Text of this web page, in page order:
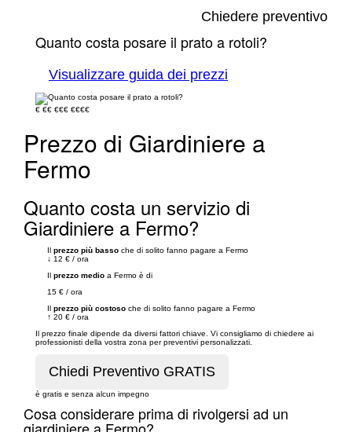
Chiedere preventivo
Quanto costa posare il prato a rotoli?
Visualizzare guida dei prezzi
€ €€ €€€ €€€€
Prezzo di Giardiniere a
Fermo
Quanto costa un servizio di
Giardiniere a Fermo?
Il prezzo più basso che di solito fanno pagare a Fermo
↓ 12 € / ora
Il prezzo medio a Fermo è di
15 € / ora
Il prezzo più costoso che di solito fanno pagare a Fermo
↑ 20 € / ora
Il prezzo finale dipende da diversi fattori chiave. Vi consigliamo di chiedere ai
professionisti della vostra zona per preventivi personalizzati.
è gratis e senza alcun impegno
Cosa considerare prima di rivolgersi ad un